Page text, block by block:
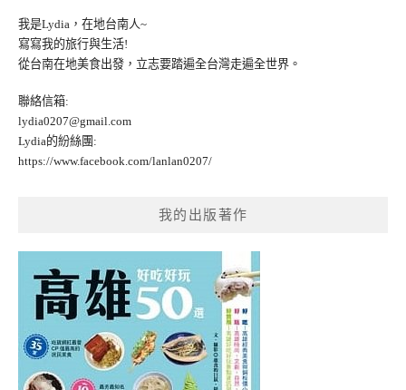
我是Lydia，在地台南人~
寫寫我的旅行與生活!
從台南在地美食出發，立志要踏遍全台灣走遍全世界。
聯絡信箱:
lydia0207@gmail.com
Lydia的紛絲團:
https://www.facebook.com/lanlan0207/
我的出版著作